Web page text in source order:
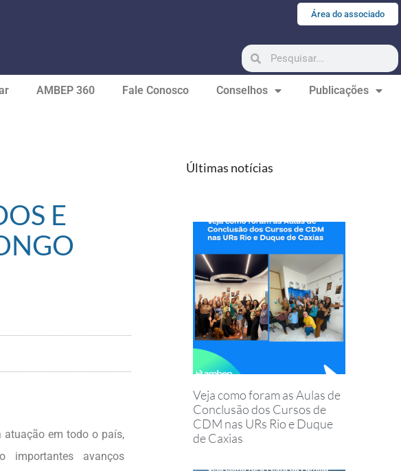
Área do associado
AMBEP 360 Fale Conosco Conselhos Publicações
E
atuação em todo o país,
importantes avanços
Últimas notícias
Veja como foram as Aulas de
Conclusão dos Cursos de
CDM nas URs Rio e Duque
de Caxias